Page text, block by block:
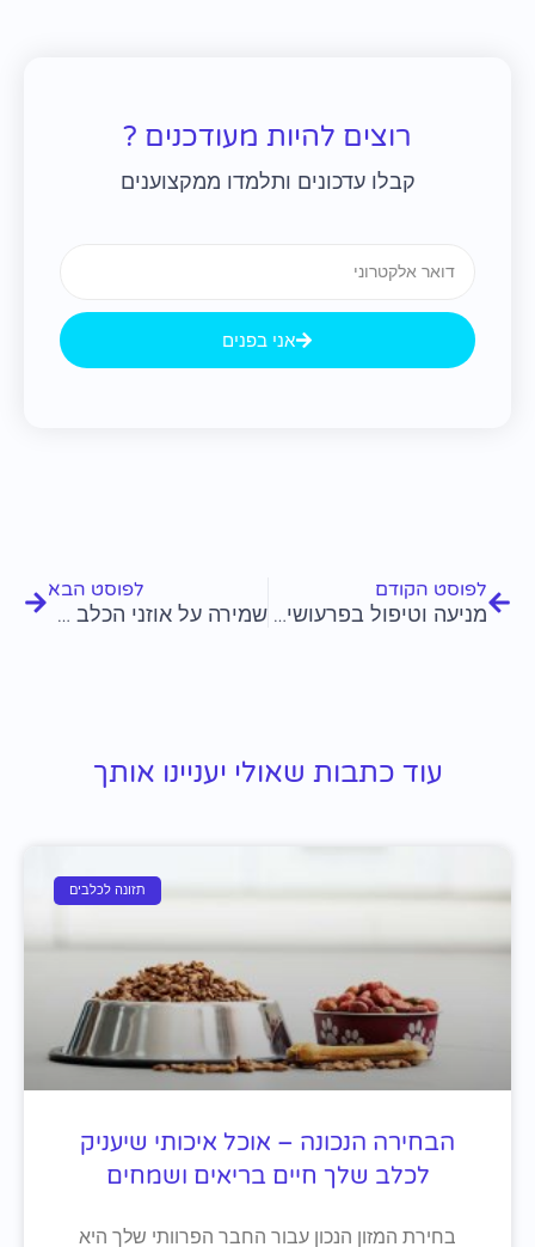
רוצים להיות מעודכנים ?
קבלו עדכונים ותלמדו ממקצוענים
אני בפנים
לפוסט הקודם
מניעה וטיפול בפרעושים וקרציות בכלבים
לפוסט הבא
שמירה על אוזני הכלב שלך נקיות ובריאות
עוד כתבות שאולי יעניינו אותך
תזונה לכלבים
הבחירה הנכונה – אוכל איכותי שיעניק
לכלב שלך חיים בריאים ושמחים
בחירת המזון הנכון עבור החבר הפרוותי שלך היא